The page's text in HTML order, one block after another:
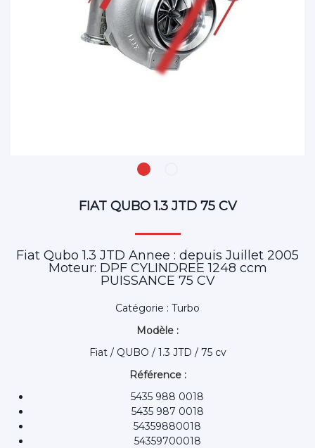
FIAT QUBO 1.3 JTD 75 CV
Fiat Qubo 1.3 JTD Annee : depuis Juillet 2005
Moteur: DPF CYLINDREE 1248 ccm
PUISSANCE 75 CV
Catégorie : Turbo
Modèle :
Fiat / QUBO / 1.3 JTD / 75 cv
Référence :
5435 988 0018
5435 987 0018
54359880018
54359700018